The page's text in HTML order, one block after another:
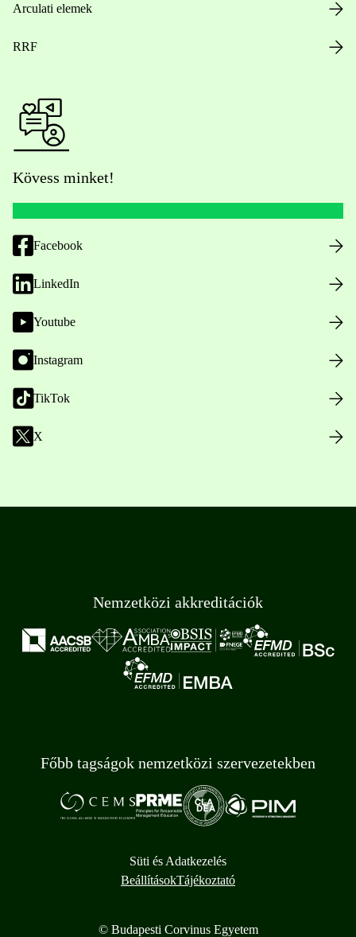
Arculati elemek
RRF
Kövess minket!
Facebook
LinkedIn
Youtube
Instagram
TikTok
X
Nemzetközi akkreditációk
Főbb tagságok nemzetközi szervezetekben
Süti és Adatkezelés
BeállításokTájékoztató
© Budapesti Corvinus Egyetem